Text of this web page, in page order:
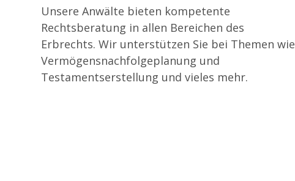
Unsere Anwälte bieten kompetente
Rechtsberatung in allen Bereichen des
Erbrechts. Wir unterstützen Sie bei Themen wie
Vermögensnachfolgeplanung und
Testamentserstellung und vieles mehr.